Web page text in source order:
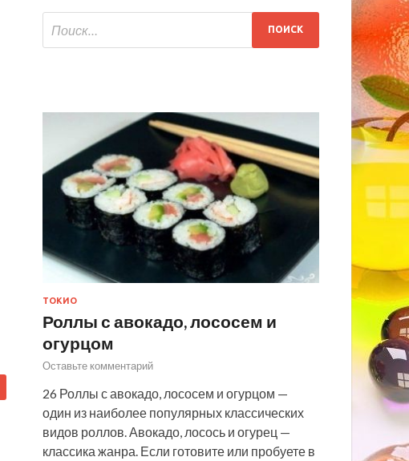
ТОКИО
Роллы с авокадо, лососем и
огурцом
Оставьте комментарий
26 Роллы с авокадо, лососем и огурцом —
один из наиболее популярных классических
видов роллов. Авокадо, лосось и огурец —
классика жанра. Если готовите или пробуете в